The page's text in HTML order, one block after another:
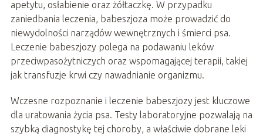
apetytu, osłabienie oraz żółtaczkę. W przypadku
zaniedbania leczenia, babeszjoza może prowadzić do
niewydolności narządów wewnętrznych i śmierci psa.
Leczenie babeszjozy polega na podawaniu leków
przeciwpasożytniczych oraz wspomagającej terapii, takiej
jak transfuzje krwi czy nawadnianie organizmu.
Wczesne rozpoznanie i leczenie babeszjozy jest kluczowe
dla uratowania życia psa. Testy laboratoryjne pozwalają na
szybką diagnostykę tej choroby, a właściwie dobrane leki